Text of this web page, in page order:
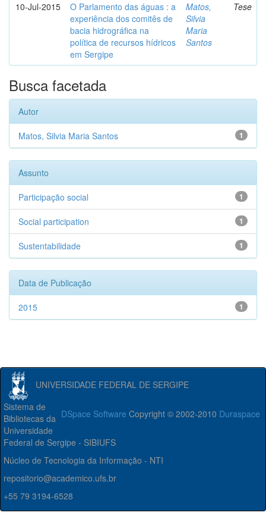
10-Jul-2015
O Parlamento das águas : a
experiência dos comitês de
bacia hidrográfica na
política de recursos hídricos
em Sergipe
Matos,
Silvia
Maria
Santos
Tese
Busca facetada
Autor
1
Matos, Silvia Maria Santos
Assunto
1
Participação social
1
Social participation
1
Sustentabilidade
Data de Publicação
1
2015
UNIVERSIDADE FEDERAL DE SERGIPE
DSpace Software Copyright © 2002-2010 Duraspace
Sistema de
Bibliotecas da
Universidade
Federal de Sergipe - SIBIUFS
Núcleo de Tecnologia da Informação - NTI
repositorio@academico.ufs.br
+55 79 3194-6528